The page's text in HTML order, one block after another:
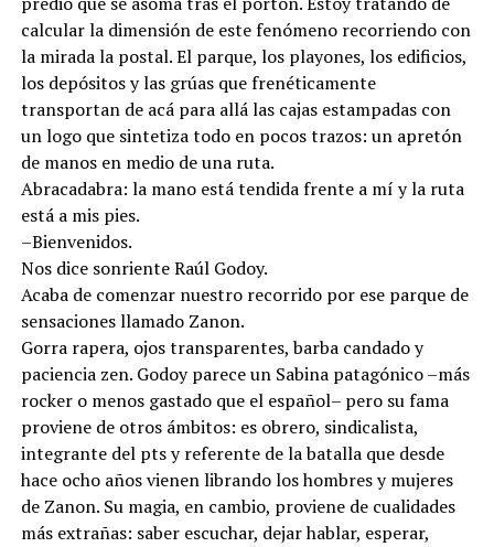
calcular la dimensión de este fenómeno recorriendo con
la mirada la postal. El parque, los playones, los edificios,
los depósitos y las grúas que frenéticamente
transportan de acá para allá las cajas estampadas con
un logo que sintetiza todo en pocos trazos: un apretón
de manos en medio de una ruta.
Abracadabra: la mano está tendida frente a mí y la ruta
está a mis pies.
–Bienvenidos.
Nos dice sonriente Raúl Godoy.
Acaba de comenzar nuestro recorrido por ese parque de
sensaciones llamado Zanon.
Gorra rapera, ojos transparentes, barba candado y
paciencia zen. Godoy parece un Sabina patagónico –más
rocker o menos gastado que el español– pero su fama
proviene de otros ámbitos: es obrero, sindicalista,
integrante del pts y referente de la batalla que desde
hace ocho años vienen librando los hombres y mujeres
de Zanon. Su magia, en cambio, proviene de cualidades
más extrañas: saber escuchar, dejar hablar, esperar,